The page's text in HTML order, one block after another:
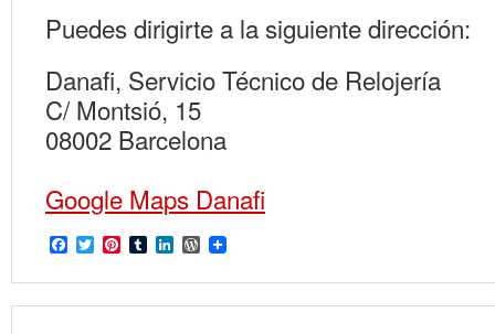
Puedes dirigirte a la siguiente dirección:
Danafi, Servicio Técnico de Relojería
C/ Montsió, 15
08002 Barcelona
Google Maps Danafi
Facebook
TwitterPinterest
TumblrLinkedInWordPress